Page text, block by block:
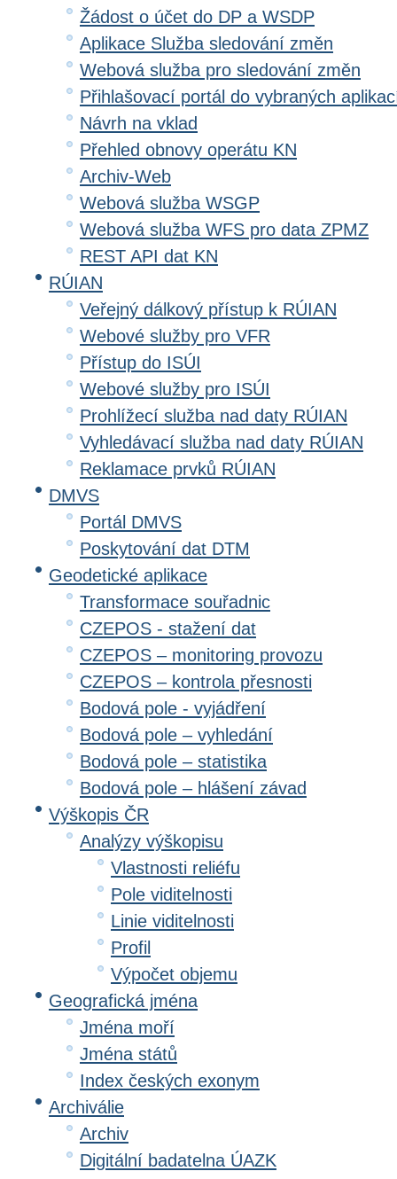
Žádost o účet do DP a WSDP
Aplikace Služba sledování změn
Webová služba pro sledování změn
Přihlašovací portál do vybraných
Návrh na vklad
Přehled obnovy operátu KN
Archiv-Web
Webová služba WSGP
Webová služba WFS pro data ZPMZ
REST API dat KN
RÚIAN
Veřejný dálkový přístup k RÚIAN
Webové služby pro VFR
Přístup do ISÚI
Webové služby pro ISÚI
Prohlížecí služba nad daty RÚIAN
Vyhledávací služba nad daty RÚIAN
Reklamace prvků RÚIAN
DMVS
Portál DMVS
Poskytování dat DTM
Geodetické aplikace
Transformace souřadnic
CZEPOS - stažení dat
CZEPOS – monitoring provozu
CZEPOS – kontrola přesnosti
Bodová pole - vyjádření
Bodová pole – vyhledání
Bodová pole – statistika
Bodová pole – hlášení závad
Výškopis ČR
Analýzy výškopisu
Vlastnosti reliéfu
Pole viditelnosti
Linie viditelnosti
Profil
Výpočet objemu
Geografická jména
Jména moří
Jména států
Index českých exonym
Archiválie
Archiv
Digitální badatelna ÚAZK